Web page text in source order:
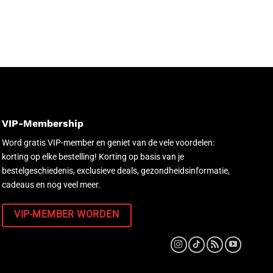
VIP-Membership
Word gratis VIP-member en geniet van de vele voordelen:
korting op elke bestelling! Korting op basis van je
bestelgeschiedenis, exclusieve deals, gezondheidsinformatie,
cadeaus en nog veel meer.
VIP-MEMBER WORDEN